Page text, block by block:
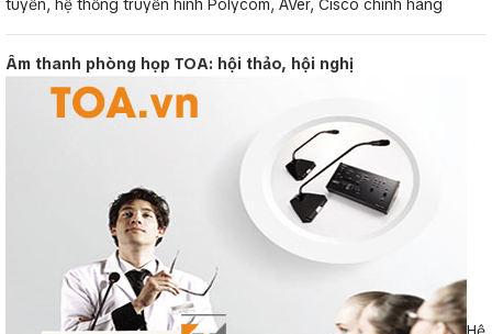
tuyến, hệ thống truyền hình Polycom, AVer, Cisco chính hãng
Âm thanh phòng họp TOA: hội thảo, hội nghị